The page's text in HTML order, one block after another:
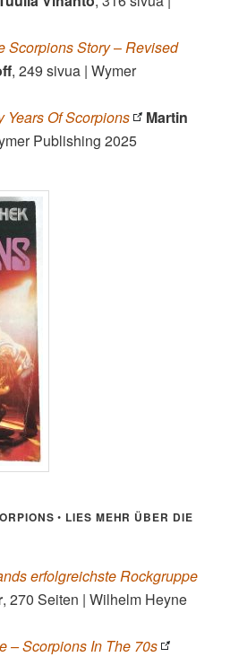
Scorpions Story–Revised
, 249 sivua | Wymer
Years Of Scorpions
Martin
Publishing 2025
• LIES MEHR ÜBER DIE
erfolgreichste Rockgruppe
, 270 Seiten | Wilhelm Heyne
– Scorpions In The 70s